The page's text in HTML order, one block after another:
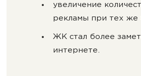
увеличение
рекламы при тех
ЖК стал более
интернете.